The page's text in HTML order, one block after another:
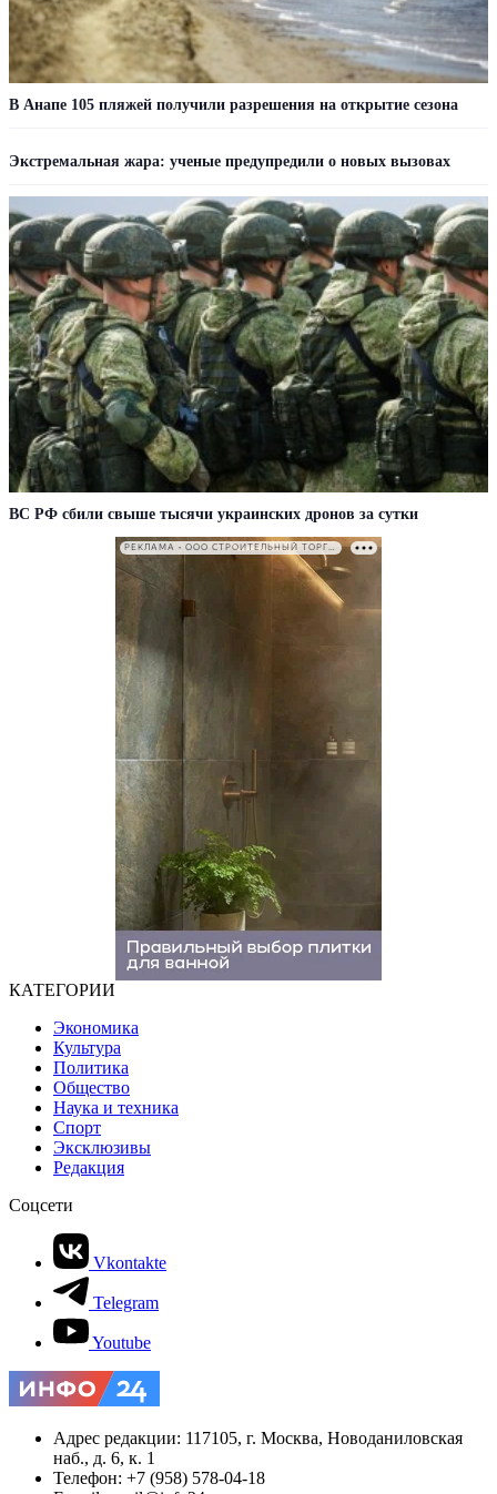
В Анапе 105 пляжей получили разрешения на открытие сезона
Экстремальная жара: ученые предупредили о новых вызовах
ВС РФ сбили свыше тысячи украинских дронов за сутки
РЕКЛАМА • ООО СТРОИТЕЛЬНЫЙ ТОРГОВЫЙ ДОМ «ПЕТРОВИЧ». ИНН: 7802348846
КАТЕГОРИИ
Экономика
Культура
Политика
Общество
Наука и техника
Спорт
Эксклюзивы
Редакция
Соцсети
Vkontakte
Telegram
Youtube
Адрес редакции: 117105, г. Москва, Новоданиловская
наб., д. 6, к. 1
Телефон: +7 (958) 578-04-18